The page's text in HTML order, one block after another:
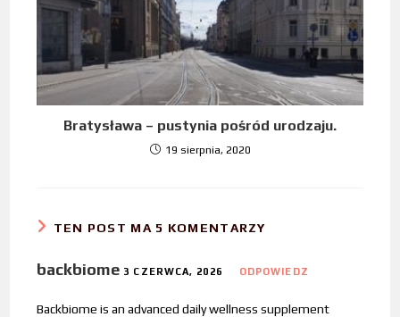
Bratysława – pustynia pośród urodzaju.
19 sierpnia, 2020
TEN POST MA 5 KOMENTARZY
backbiome 3 CZERWCA, 2026 ODPOWIEDZ
Backbiome is an advanced daily wellness supplement